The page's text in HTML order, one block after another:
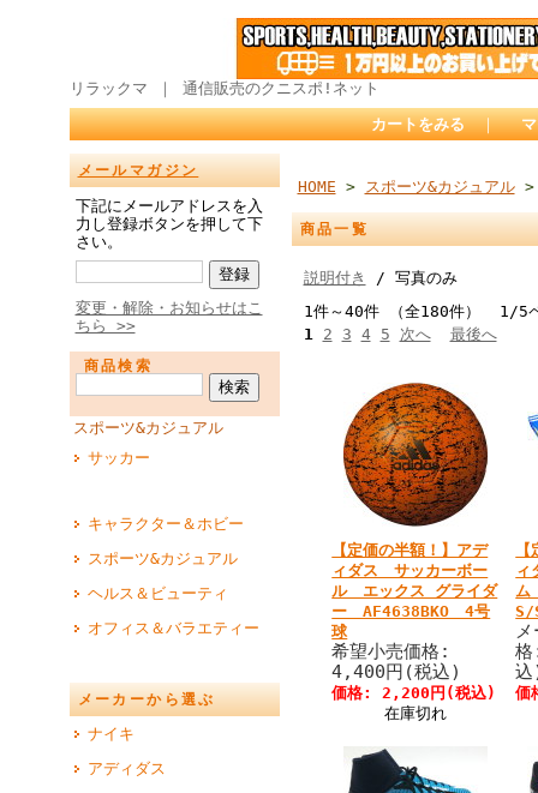
リラックマ ｜ 通信販売のクニスポ!ネット
カートをみる ｜
メールマガジン
下記にメールアドレスを入
力し登録ボタンを押して下
さい。
変更・解除・お知らせはこ
ちら >>
商品検索
スポーツ&カジュアル
サッカー
キャラクター＆ホビー
スポーツ&カジュアル
ヘルス＆ビューティ
オフィス＆バラエティー
メーカーから選ぶ
ナイキ
アディダス
HOME > スポーツ&カジュアル>
商品一覧
説明付き
/ 写真のみ
1件～40件 （全180件） 1/5
1
2 3 4 5 次へ 最後へ
【定価の半額！】アデ
ィダス サッカーボー
ル エックス グライダ
ー AF4638BKO 4号
球
希望小売価格:
4,400円(税込)
価格: 2,200円(税込)
在庫切れ
ィ
ム
S/
価